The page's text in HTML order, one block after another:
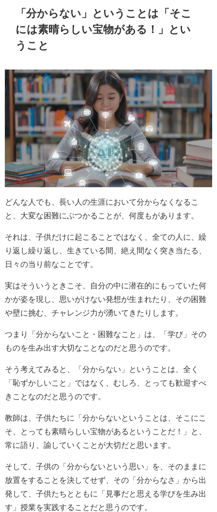
「分からない」ということは「そこ
には素晴らしい宝物がある！」とい
うこと
どんな人でも、長い人の生涯において分からなくなるこ
と、大変な困難にぶつかることが、何度もがあります。
それは、子供だけに起こることではなく、全ての人に、繰
り返し繰り返し、生きている間、絶え間なく突き当たる、
日々の当り前なことです。
実はそういうときこそ、自分の中に潜在的にもっていた何
かが姿を現し、思いがけない発想が生まれたり、その困難
や壁に挑む、チャレンジ力が湧いてきたりします。
つまり「分からないこと・困難なこと」は、「学び」その
ものを生み出す大切なことなのだと思うのです。
そう考えてみると、「分からない」ということは、全く
「恥ずかしいこと」ではなく、むしろ、とっても歓迎すべ
きことなのだと思うのです。
教師は、子供たちに「分からないということは、そこにこ
そ、とっても素晴らしい宝物があるということだ！」と、
常に語り、諭していくことが大切だと思います。
そして、子供の「分からないという思い」を、そのままに
放置をすることを決してせず、その「分からなさ」から出
発して、子供たちとともに「見事だと思える学びを生み出
す」授業を実践することだと思うのです。